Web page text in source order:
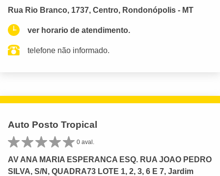
Rua Rio Branco, 1737, Centro, Rondonópolis - MT
ver horario de atendimento.
telefone não informado.
Auto Posto Tropical
0 aval.
AV ANA MARIA ESPERANCA ESQ. RUA JOAO PEDRO
SILVA, S/N, QUADRA73 LOTE 1, 2, 3, 6 E 7, Jardim